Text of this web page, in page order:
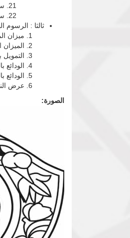
ثالثا : الرسوم
ميزان
الميزان
التمويل
الودائع
الودائع
عرض
الصورة: